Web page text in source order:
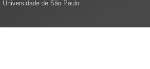
Universidade de São Paulo